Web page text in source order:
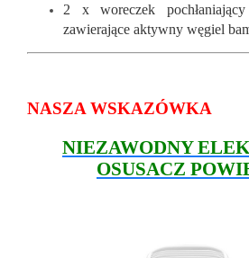
2 x woreczek
zawierające aktywny węgiel
NASZA WSKAZÓWKA
NIEZAWODNY
OSUSACZ